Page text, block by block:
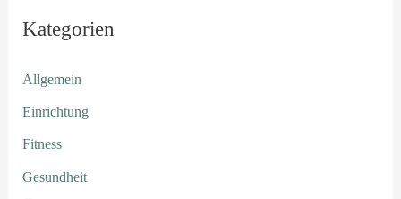
Kategorien
Allgemein
Einrichtung
Fitness
Gesundheit